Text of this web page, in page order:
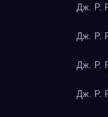
Дж. Р.
Дж. Р.
Дж. Р.
Дж. Р.